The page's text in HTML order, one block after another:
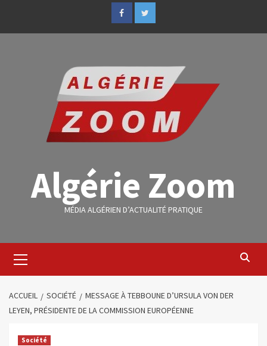
Algérie Zoom
MÉDIA ALGÉRIEN D’ACTUALITÉ PRATIQUE
ACCUEIL SOCIÉTÉ
MESSAGE À TEBBOUNE D’URSULA VON DER
LEYEN, PRÉSIDENTE DE LA COMMISSION EUROPÉENNE
Société